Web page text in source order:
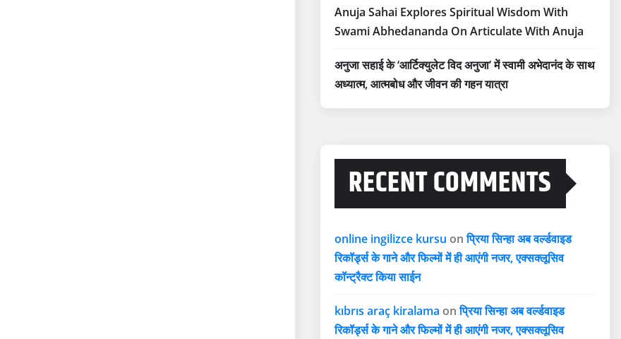
Anuja Sahai Explores Spiritual Wisdom With
Swami Abhedananda On Articulate With Anuja
अनुजा सहाई के ‘आर्टिक्युलेट विद अनुजा’ में स्वामी अभेदानंद के साथ
अध्यात्म, आत्मबोध और जीवन की गहन यात्रा
RECENT COMMENTS
online ingilizce kursu onप्रिया सिन्हा अब वर्ल्डवाइड
रिकॉर्ड्स के गाने और फिल्मों में ही आएंगी नजर, एक्सक्लूसिव
कॉन्ट्रैक्ट किया साईन
kıbrıs araç kiralama onप्रिया सिन्हा अब वर्ल्डवाइड
रिकॉर्ड्स के गाने और फिल्मों में ही आएंगी नजर, एक्सक्लूसिव